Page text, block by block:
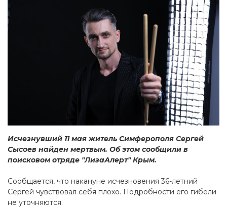
Исчезнувший 11 мая житель Симферополя Сергей
Сысоев найден мертвым. Об этом сообщили в
поисковом отряде "ЛизаАлерт" Крым.
Сообщается, что накануне исчезновения 36-летний
Сергей чувствовал себя плохо. Подробности его гибели
не уточняются.